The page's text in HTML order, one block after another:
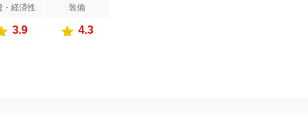
・経済性 装備
3.9 4.3